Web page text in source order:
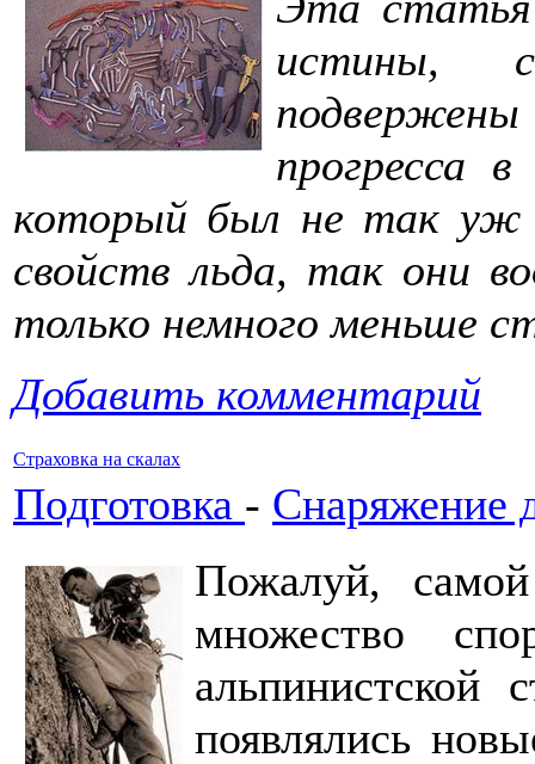
истины,
прогресса
который был не так уж
свойств льда, так они
только немного меньше
Добавить комментарий
Страховка на скалах
Подготовка - Снаряжение
Пожалуй,
множество
альпинистской
появлялись